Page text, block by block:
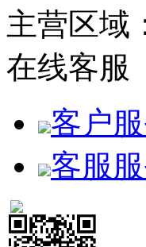
主营区域
在线客服
客户
客服